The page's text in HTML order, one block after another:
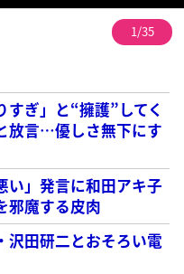
1/35
ぎ」と“擁護”してく
放言…優しさ無下にす
」発言に和田アキ子
邪魔する皮肉
沢田研二とおそろい電